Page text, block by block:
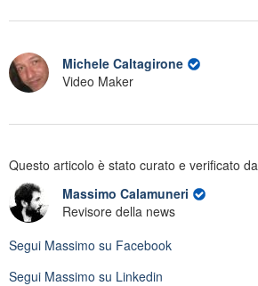
Michele Caltagirone
Video Maker
Questo articolo è stato curato e verificato da
Massimo Calamuneri
Revisore della news
Segui Massimo su Facebook
Segui Massimo su Linkedin